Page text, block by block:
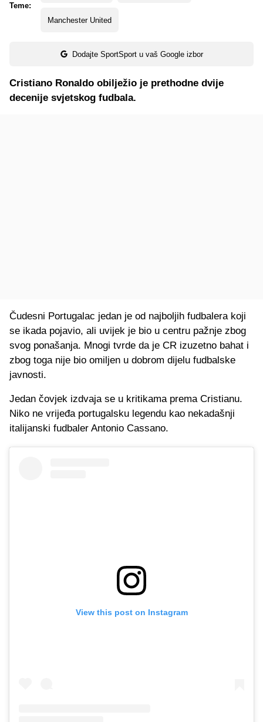
Teme:
Manchester United
Dodajte SportSport u vaš Google izbor
Cristiano Ronaldo obilježio je prethodne dvije
decenije svjetskog fudbala.
Čudesni Portugalac jedan je od najboljih fudbalera koji
se ikada pojavio, ali uvijek je bio u centru pažnje zbog
svog ponašanja. Mnogi tvrde da je CR izuzetno bahat i
zbog toga nije bio omiljen u dobrom dijelu fudbalske
javnosti.
Jedan čovjek izdvaja se u kritikama prema Cristianu.
Niko ne vrijeđa portugalsku legendu kao nekadašnji
italijanski fudbaler Antonio Cassano.
View this post on Instagram